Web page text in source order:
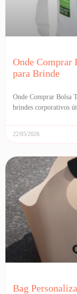
Onde Comprar
para Brinde
Onde Comprar Bolsa
brindes corporativos
22/05/2026
Bag